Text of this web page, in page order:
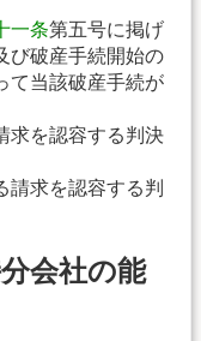
一条第五号に掲げ
び破産手続開始の
て当該破産手続が
を認容する判決
求を認容する判
会社の能